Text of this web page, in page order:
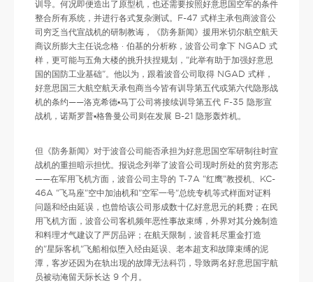
训导。何况即便造出了原型机，也还需要按照好意思国空军的条件
整合所有系统，并进行各式复杂测试。F-47 式样主承包商波音公
司穷乏当代宣战机的研制教诲，《防务新闻》援用米切尔航空航天
商议所膨大主任说念格 · 伯基的分析称，波音公司拿下 NGAD 式
样，更可能与五角大楼的挑升扶捏规划，"此举有助于加强好意思
国的国防工业基础"。他以为，跟着波音公司取得 NGAD 式样，
好意思国三大航空航天承包商当今皆有训导第五代或第六代隐形战
机的条约——洛克希德▪马丁公司将接续训导第五代 F-35 隐形宣
战机，诺斯罗普▪格鲁曼公司则在发展 B-21 隐形轰炸机。
但《防务新闻》对于波音公司能否承担为好意思国空军研制往时宣
战机的重担暗示担忧。报说念列举了波音公司现时所处的贫穷形态
——在军用飞机方面，波音公司主导的 T-7A "红鹰"教授机、KC-
46A "飞马座"空中加油机和"空军一号"总统专机等式样面对证料
问题和经由延误，也曾给该公司形成数十亿好意思元的耗费；在民
用飞机方面，波音公司客机频年恶性事故束缚，外界对其分娩制造
和料理才气建议了严厉品评；在航天限制，波音耗尽重金打造
的"星际客机"飞船相似堕入经由延误、老本超支和故障束缚的泥
潭，客岁还因为在轨出现的故障无法科罚，导致两名好意思国宇航
员被动淹留天际长达 9 个月。